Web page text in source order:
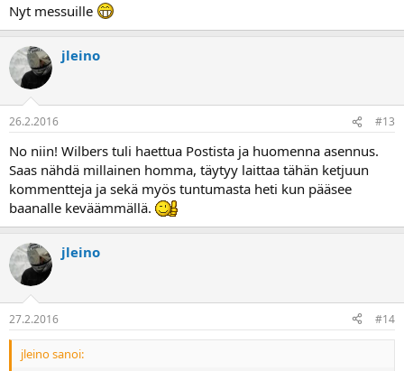
Nyt messuille
jleino
26.2.2016 #13
No niin! Wilbers tuli haettua Postista ja huomenna asennus.
Saas nähdä millainen homma, täytyy laittaa tähän ketjuun
kommentteja ja sekä myös tuntumasta heti kun pääsee
baanalle keväämmällä.
jleino
27.2.2016 #14
jleino sanoi: